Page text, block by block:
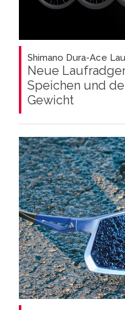
Shimano Dura-Ace
Neue
Speichen und
Gewicht